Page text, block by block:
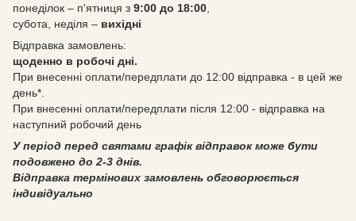
понеділок – п'ятниця з 9:00 до 18:00,
субота, неділя – вихідні
Відправка замовлень:
щоденно в робочі дні.
При внесенні оплати/передплати до 12:00 відправка - в цей же
день*.
При внесенні оплати/передплати після 12:00 - відправка на
наступний робочий день
У період перед святами графік відправок може бути
подовжено до 2-3 днів.
Відправка термінових замовлень обговорюється
індивідуально